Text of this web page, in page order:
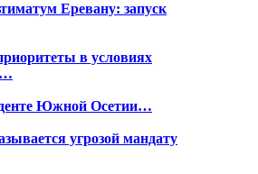
Еревану: запуск
в условиях
Южной Осетии…
угрозой мандату